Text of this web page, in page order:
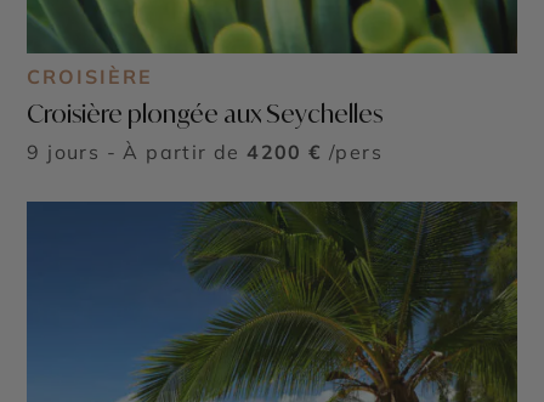
CROISIÈRE
Croisière plongée aux Seychelles
9 jours - À partir de 4200 € /pers